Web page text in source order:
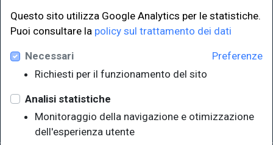
LINK ISTITUZIONALI
Università degli Studi di Trieste
Sistema Bibliotecario di Ateneo
EUT in cifre
Questo sito utilizza Google Analytics per le statistiche.
Puoi consultare la policy sul trattamento dei dati
Preferenze
Necessari
Richiesti per il funzionamento del sito
Analisi statistiche
Monitoraggio della navigazione e otimizzazione
dell'esperienza utente